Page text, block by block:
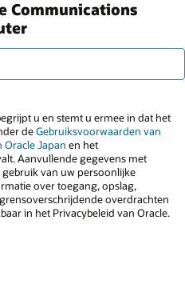
Communications
u en stemt u ermee in dat het
deGebruiksvoorwaarden van
Japan en het
Aanvullende gegevens met
van uw persoonlijke
over toegang, opslag,
overdrachten
in het Privacybeleid van Oracle.